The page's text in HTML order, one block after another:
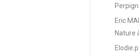
Eric
Nature
Elodie.p